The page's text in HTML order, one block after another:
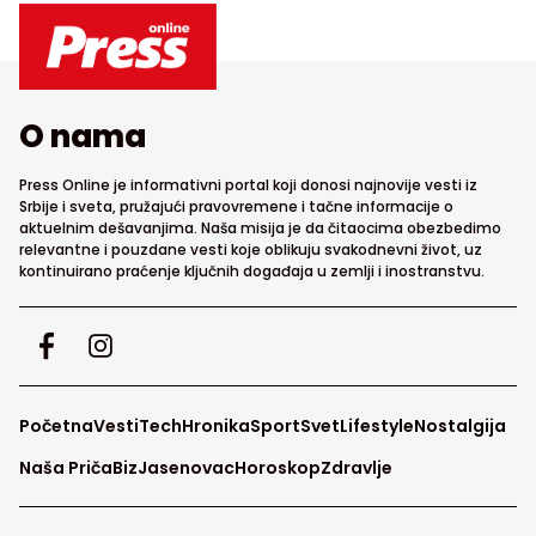
O nama
Press Online je informativni portal koji donosi najnovije vesti iz
Srbije i sveta, pružajući pravovremene i tačne informacije o
aktuelnim dešavanjima. Naša misija je da čitaocima obezbedimo
relevantne i pouzdane vesti koje oblikuju svakodnevni život, uz
kontinuirano praćenje ključnih događaja u zemlji i inostranstvu.
PočetnaVestiTechHronikaSportSvetLifestyleNostalgija
Naša PričaBizJasenovacHoroskopZdravlje